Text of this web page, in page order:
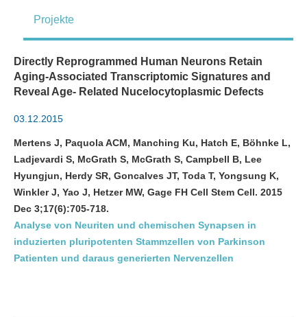
Projekte
Directly Reprogrammed Human Neurons Retain
Aging-Associated Transcriptomic Signatures and
Reveal Age- Related Nucelocytoplasmic Defects
03.12.2015
Mertens J, Paquola ACM, Manching Ku, Hatch E, Böhnke L,
Ladjevardi S, McGrath S, McGrath S, Campbell B, Lee
Hyungjun, Herdy SR, Goncalves JT, Toda T, Yongsung K,
Winkler J, Yao J, Hetzer MW, Gage FH Cell Stem Cell. 2015
Dec 3;17(6):705-718.
Analyse von Neuriten und chemischen Synapsen in
induzierten pluripotenten Stammzellen von Parkinson
Patienten und daraus generierten Nervenzellen